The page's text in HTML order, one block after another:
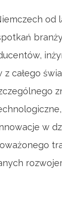
od
całego
w